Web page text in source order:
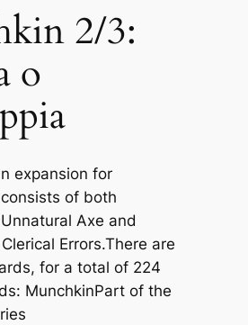
2/3:
o
expansion for
of both
Axe and
Errors.There are
for a total of 224
MunchkinPart of the